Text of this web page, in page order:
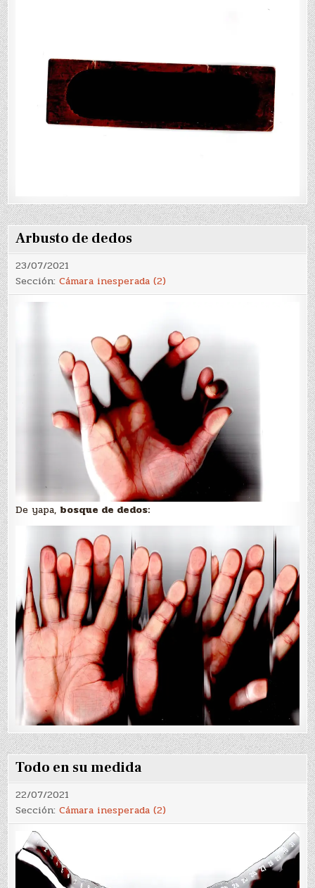
Arbusto de dedos
23/07/2021
Sección:Cámara inesperada (2)
De yapa, bosque de dedos:
Todo en su medida
22/07/2021
Sección:Cámara inesperada (2)